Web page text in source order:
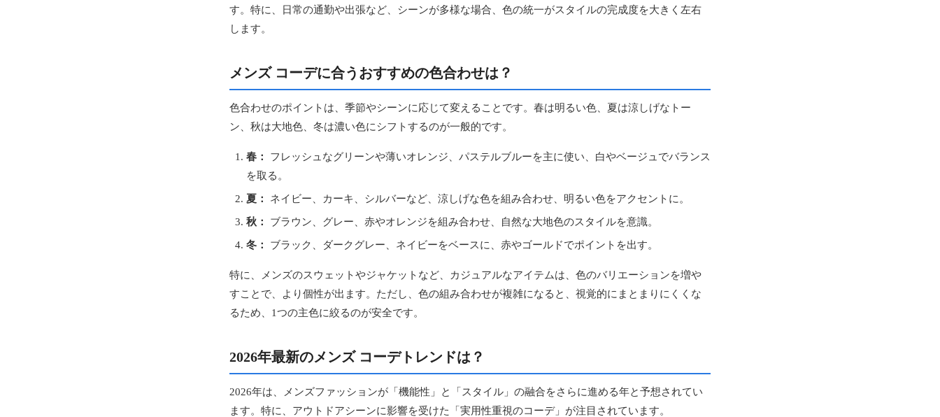
す。特に、日常の通勤や出張など、シーンが多様な場合、色の統一がスタイルの完成度を大きく左右
します。
メンズ コーデに合うおすすめの色合わせは？
色合わせのポイントは、季節やシーンに応じて変えることです。春は明るい色、夏は涼しげなトー
ン、秋は大地色、冬は濃い色にシフトするのが一般的です。
春：
フレッシュなグリーンや薄いオレンジ、パステルブルーを主に使い、白やベージュでバランス
を取る。
夏： ネイビー、カーキ、シルバーなど、涼しげな色を組み合わせ、明るい色をアクセントに。
秋： ブラウン、グレー、赤やオレンジを組み合わせ、自然な大地色のスタイルを意識。
冬： ブラック、ダークグレー、ネイビーをベースに、赤やゴールドでポイントを出す。
特に、メンズのスウェットやジャケットなど、カジュアルなアイテムは、色のバリエーションを増や
すことで、より個性が出ます。ただし、色の組み合わせが複雑になると、視覚的にまとまりにくくな
るため、1つの主色に絞るのが安全です。
2026年最新のメンズ コーデトレンドは？
2026年は、メンズファッションが「機能性」と「スタイル」の融合をさらに進める年と予想されてい
ます。特に、アウトドアシーンに影響を受けた「実用性重視のコーデ」が注目されています。